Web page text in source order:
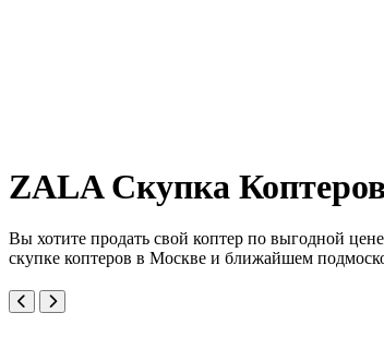
ZALA Скупка
Вы хотите продать свой коптер по выгодной
скупке коптеров в Москве и ближайшем